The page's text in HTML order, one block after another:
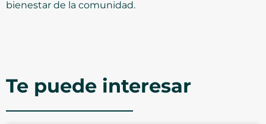
bienestar de la comunidad.
Te puede interesar